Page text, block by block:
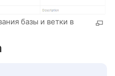
базы и ветки в